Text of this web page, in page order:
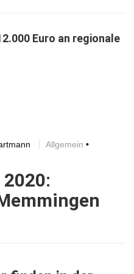
Euro an regionale
Allgemein •